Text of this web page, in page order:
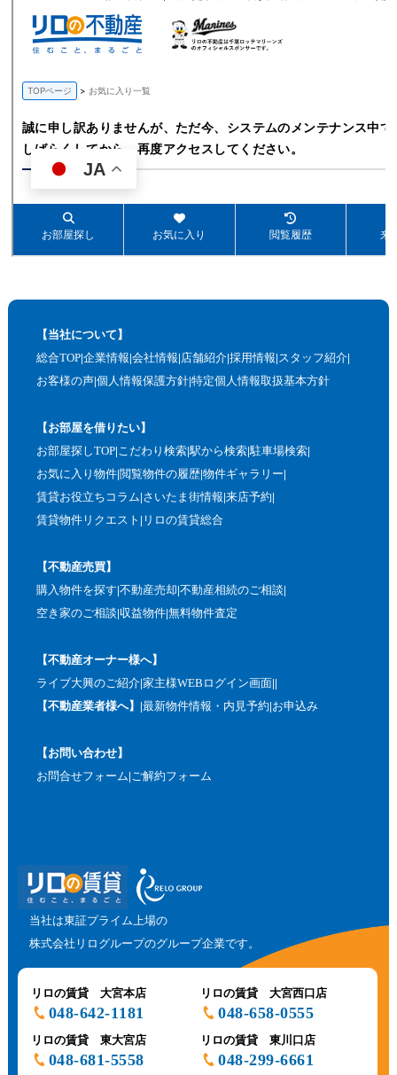
【当社について】
総合TOP 企業情報 会社情報 店舗紹介 採用情報 スタッフ紹介
お客様の声 個人情報保護方針 特定個人情報取扱基本方針
【お部屋を借りたい】
お部屋探しTOP こだわり検索 駅から検索 駐車場検索
お気に入り物件 閲覧物件の履歴 物件ギャラリー
賃貸お役立ちコラム さいたま街情報 来店予約
賃貸物件リクエスト リロの賃貸総合
【不動産売買】
購入物件を探す 不動産売却 不動産相続のご相談
空き家のご相談 収益物件 無料物件査定
【不動産オーナー様へ】
ライブ大興のご紹介 家主様WEBログイン画面
【不動産業者様へ】
最新物件情報・内見予約 お申込み
【お問い合わせ】
お問合せフォーム ご解約フォーム
当社は東証プライム上場の
株式会社リログループのグループ企業です。
リロの賃貸 大宮本店
048-642-1181
リロの賃貸 大宮西口店
048-658-0555
リロの賃貸 東大宮店
048-681-5558
リロの賃貸 東川口店
048-299-6661